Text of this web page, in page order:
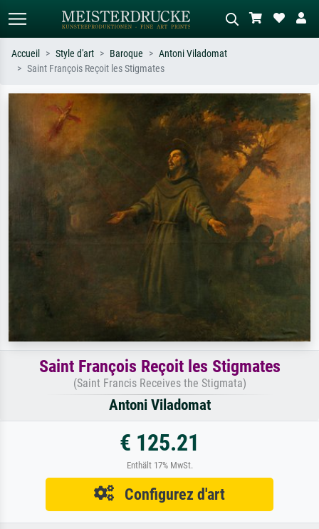
Recherchez par artiste, titre ou style –
ex. Monet, Nuit étoilée,
impressionnisme, vague de Hokusai,
nu.
Décrivez la scène – ex. prairie verte,
abstrait avec beaucoup de rouge,
tableau sombre, nu debout près d'un
arbre.
Accueil Style d'art Baroque
Antoni Viladomat
Saint François Reçoit les Stigmates
Saint François Reçoit les Stigmates
(Saint Francis Receives the Stigmata)
Antoni Viladomat
€ 125.21
Enthält 17% MwSt.
Configurez d'art